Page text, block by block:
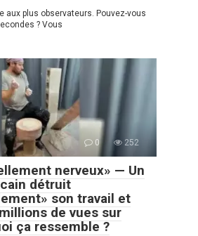
aux plus observateurs. Pouvez-vous
? Vous
0 252
nerveux» — Un
détruit
son travail et
de vues sur
ça ressemble ?